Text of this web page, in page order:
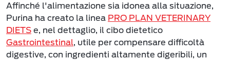
Affinché l'alimentazione sia idonea alla situazione,
Purina ha creato la linea PRO PLAN VETERINARY
DIETS e, nel dettaglio, il cibo dietetico
Gastrointestinal, utile per compensare difficoltà
digestive, con ingredienti altamente digeribili, un